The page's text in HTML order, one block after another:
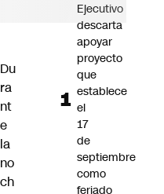
Du
ra
nt
e
la
no
ch
Ejecutivo
descarta
apoyar
proyecto
que
establece
el
17
de
septiembre
como
feriado